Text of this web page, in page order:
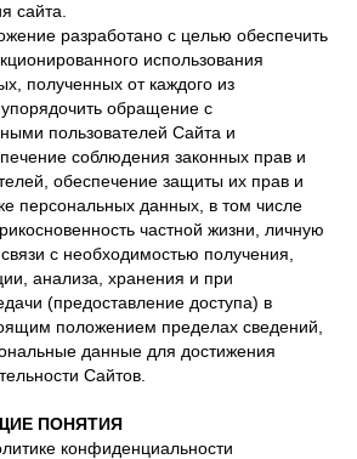
сайта.
разработано с целью обеспечить
использования
полученных от каждого из
обращение с
пользователей Сайта и
соблюдения законных прав и
обеспечение защиты их прав и
персональных данных, в том числе
частной жизни, личную
с необходимостью получения,
анализа, хранения и при
(предоставление доступа) в
положением пределах сведений,
данные для достижения
Сайтов.
ПОНЯТИЯ
конфиденциальности